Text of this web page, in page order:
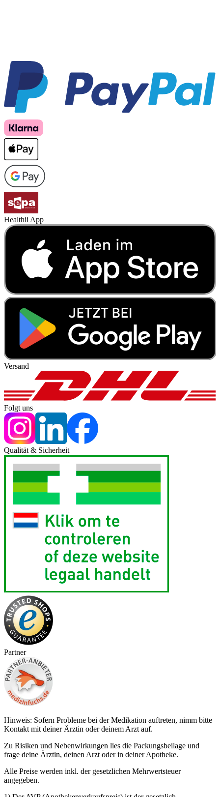
Healthii App
Versand
Folgt uns
Qualität & Sicherheit
Partner
Hinweis: Sofern Probleme bei der Medikation auftreten, nimm bitte
Kontakt mit deiner Ärztin oder deinem Arzt auf.
Zu Risiken und Nebenwirkungen lies die Packungsbeilage und
frage deine Ärztin, deinen Arzt oder in deiner Apotheke.
Alle Preise werden inkl. der gesetzlichen Mehrwertsteuer
angegeben.